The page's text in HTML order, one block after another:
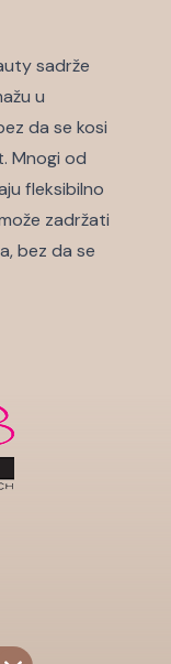
sadrže
u
da se kosi
Mnogi od
fleksibilno
zadržati
bez da se